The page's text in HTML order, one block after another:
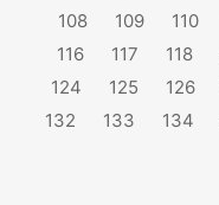
108
109 110
116
117 118
124
125 126
132
133 134